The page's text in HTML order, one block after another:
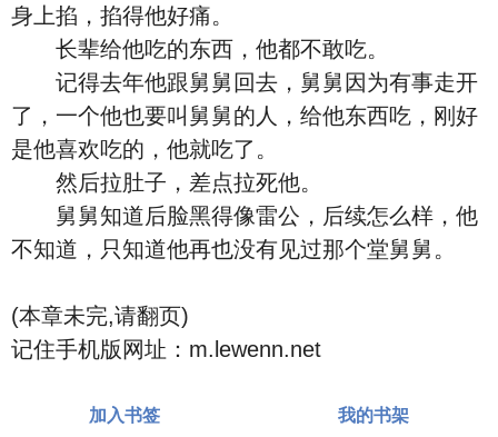
身上掐，掐得他好痛。
长辈给他吃的东西，他都不敢吃。
记得去年他跟舅舅回去，舅舅因为有事走开
了，一个他也要叫舅舅的人，给他东西吃，刚好
是他喜欢吃的，他就吃了。
然后拉肚子，差点拉死他。
舅舅知道后脸黑得像雷公，后续怎么样，他
不知道，只知道他再也没有见过那个堂舅舅。
(本章未完,请翻页)
记住手机版网址：m.lewenn.net
加入书签 我的书架